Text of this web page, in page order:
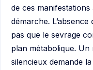
de ces
démarche.
pas que le sevrage
plan métabolique.
silencieux demande